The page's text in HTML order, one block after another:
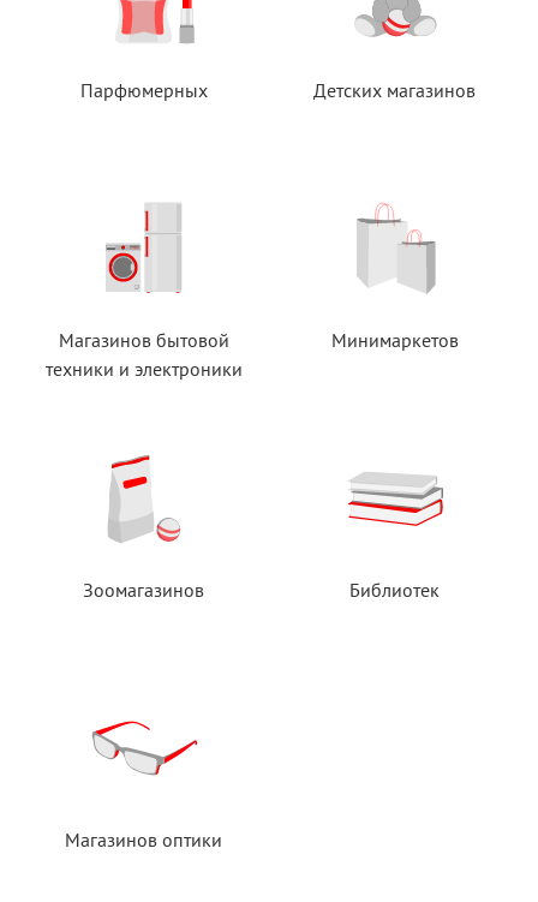
Парфюмерных Детских магазинов
Магазинов бытовой
техники и электроники
Минимаркетов
Зоомагазинов Библиотек
Магазинов оптики